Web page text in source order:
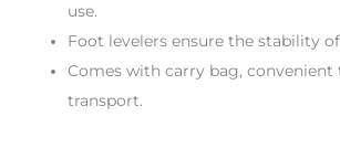
use.
Foot levelers ensure the stability
Comes with carry bag, convenient
transport.